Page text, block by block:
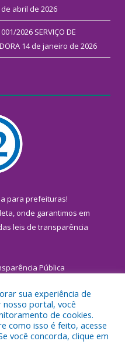
de abril de 2026
2026 SERVIÇO DE
14 de janeiro de 2026
para prefeituras!
onde garantimos em
leis de transparência
Pública
Prefeitura Municipal de
sua experiência de
nosso portal, você
de cookies.
como isso é feito, acesse
você concorda, clique em